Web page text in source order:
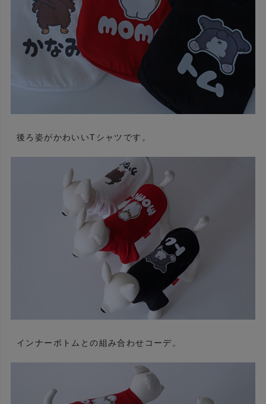
後ろ姿がかわいいTシャツです。
インナーボトムとの組み合わせコーデ。